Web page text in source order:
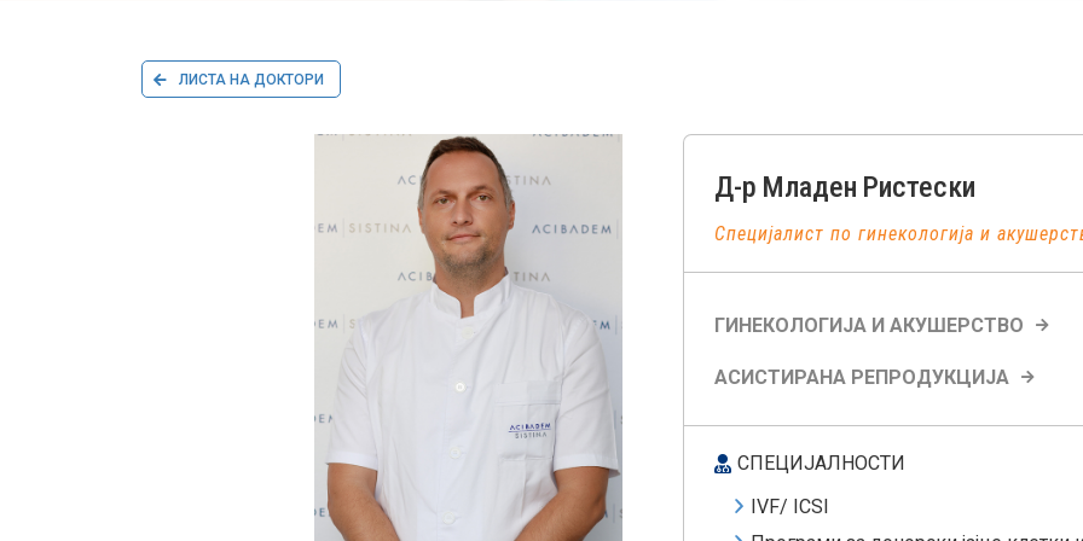
ЛИСТА НА ДОКТОРИ
Д-р Младен Ристески
Специјалист по гинекологија и
ГИНЕКОЛОГИЈА И АКУШЕРСТВО
АСИСТИРАНА РЕПРОДУКЦИЈА
СПЕЦИЈАЛНОСТИ
IVF/ ICSI